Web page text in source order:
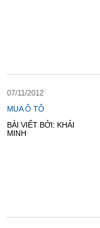
07/11/2012
MUA Ô TÔ
BÀI VIẾT BỞI: KHẢI
MINH